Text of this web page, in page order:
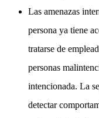
Las amenazas
persona ya tiene
tratarse de
personas
intencionada. La
detectar